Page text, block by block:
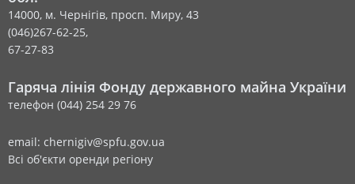
14000, м. Чернігів, просп. Миру, 43
(046)267-62-25,
67-27-83
Гаряча лінія Фонду державного майна України
телефон (044) 254 29 76
email: chernigiv@spfu.gov.ua
Всі об'єкти оренди регіону